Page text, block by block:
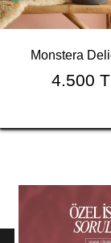
Monstera
4.500